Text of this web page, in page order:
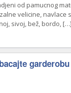
od pamucnog
velicine, navlace
sivoj, bež, bordo, […]
garderobu